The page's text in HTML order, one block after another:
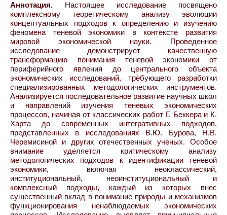
Аннотация. Настоящее исследование посвящено
комплексному теоретическому анализу эволюции
концептуальных подходов к определению и изучению
феномена теневой экономики в контексте развития
мировой экономической науки. Проведенное
исследование демонстрирует качественную
трансформацию понимания теневой экономики от
периферийного явления до центрального объекта
экономических исследований, требующего разработки
специализированных методологических инструментов.
Анализируется последовательное развитие научных школ
и направлений изучения теневых экономических
процессов, начиная от классических работ Г. Беккера и К.
Харта до современных интегративных подходов,
представленных в исследованиях В.Ю. Бурова, Н.В.
Черемисиной и других отечественных ученых. Особое
внимание уделяется критическому анализу
методологических подходов к идентификации теневой
экономики, включая неоклассический,
институциональный, неоинституциональный и
комплексный подходы, каждый из которых внес
существенный вклад в понимание природы и механизмов
функционирования ненаблюдаемых экономических